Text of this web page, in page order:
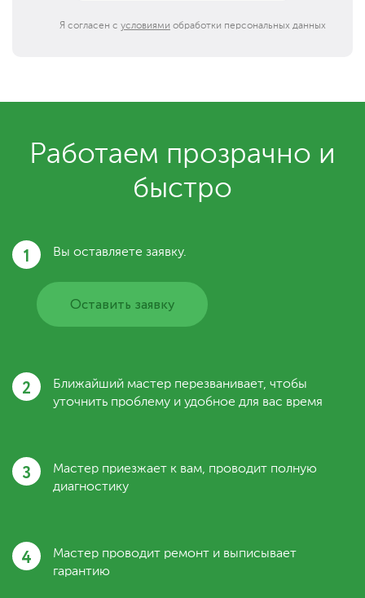
Я согласен с условиями обработки персональных данных
Работаем прозрачно и
быстро
1 Вы оставляете заявку.
Оставить заявку
2
Ближайший мастер перезванивает, чтобы
уточнить проблему и удобное для вас время
3
Мастер приезжает к вам, проводит полную
диагностику
4
Мастер проводит ремонт и выписывает
гарантию